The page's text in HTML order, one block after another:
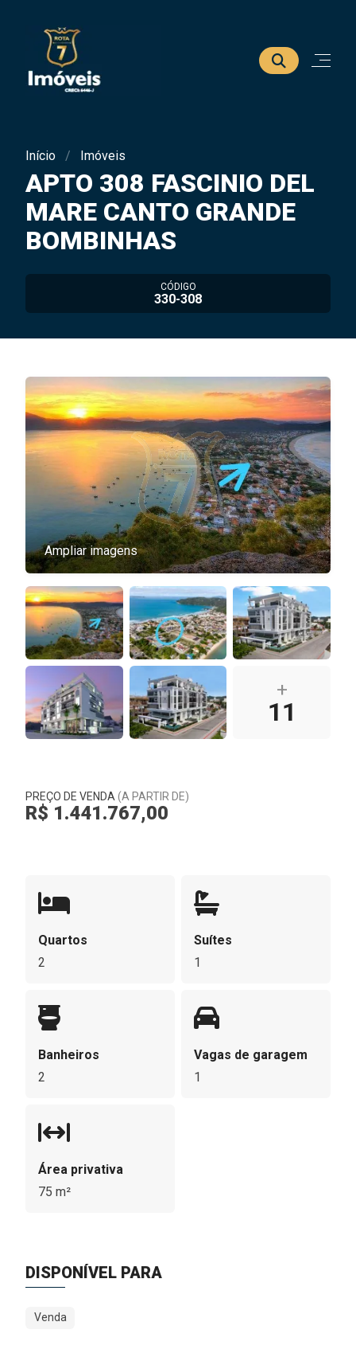
Início Imóveis
APTO 308 FASCINIO DEL
MARE CANTO GRANDE
BOMBINHAS
CÓDIGO
330-308
Ampliar imagens
+
11
PREÇO DE VENDA (A PARTIR DE)
R$ 1.441.767,00
Quartos
2
Suítes
1
Banheiros
2
Vagas de garagem
1
Área privativa
75 m²
DISPONÍVEL PARA
Venda